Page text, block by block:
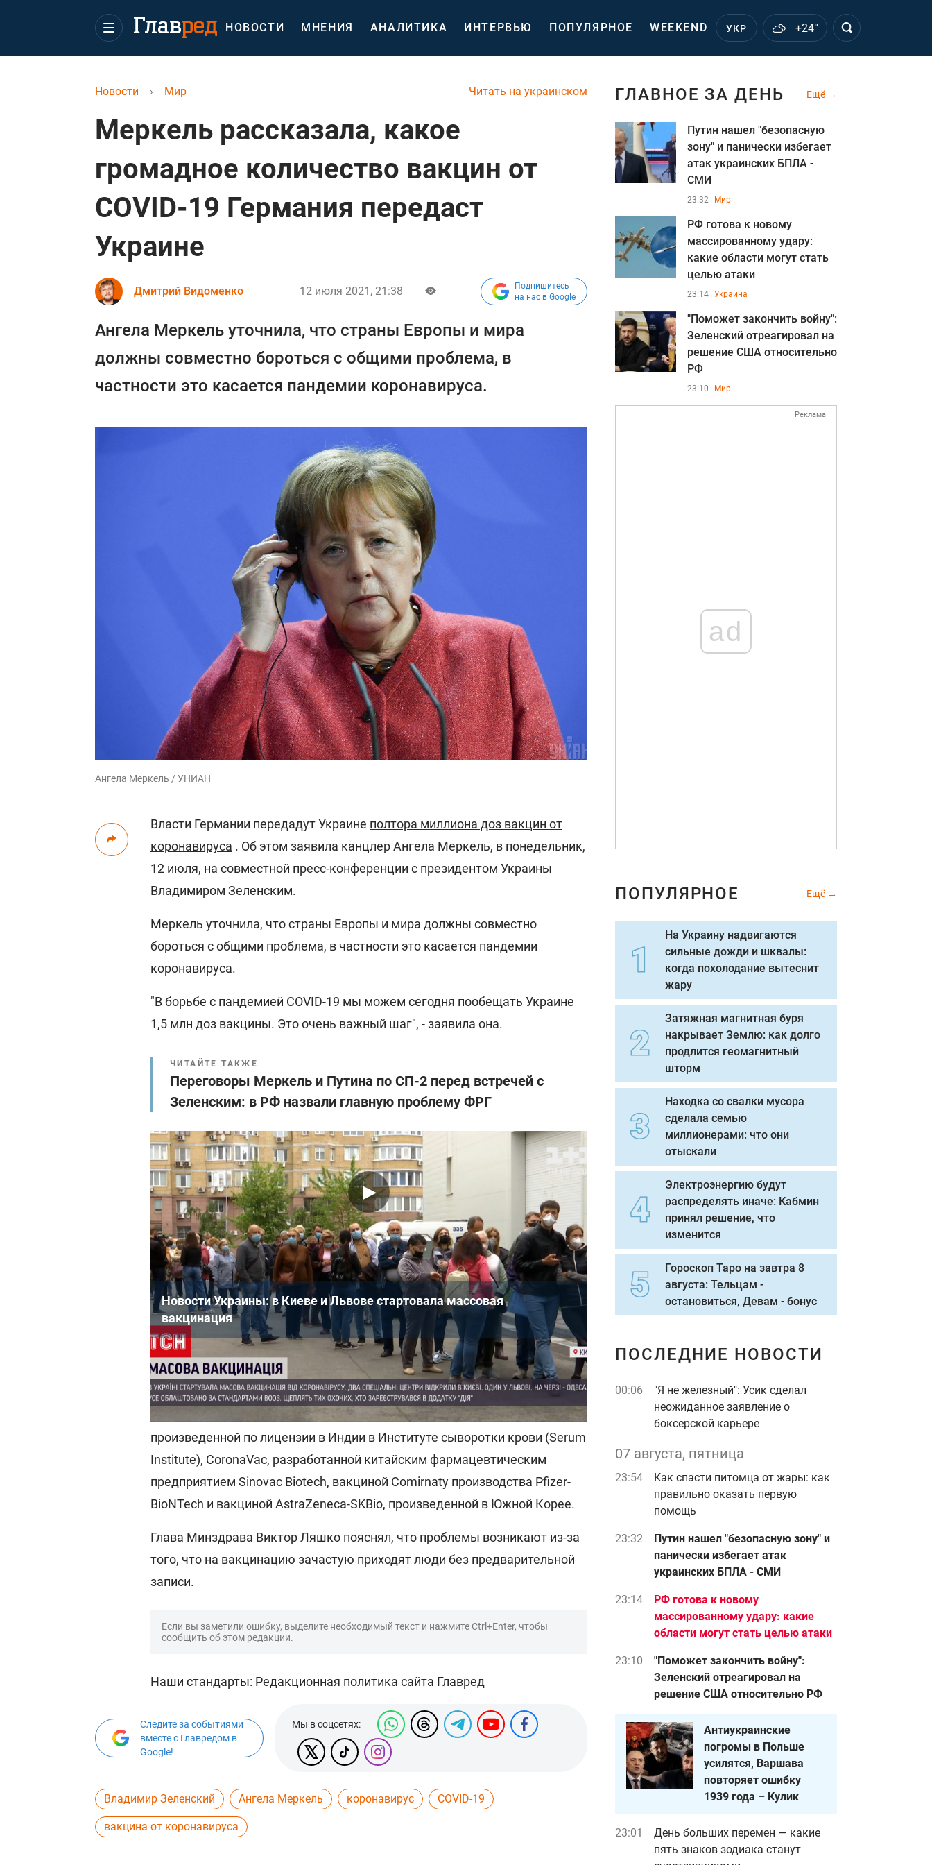
НОВОСТИ МНЕНИЯ АНАЛИТИКА ИНТЕРВЬЮ ПОПУЛЯРНОЕ WEEKEND УКР +24°
Читать на украинском
Новости › Мир
Меркель рассказала, какое
громадное количество вакцин от
COVID-19 Германия передаст
Украине
Дмитрий Видоменко 12 июля 2021, 21:38
Подпишитесь
на нас в Google
Ангела Меркель уточнила, что страны Европы и мира
должны совместно бороться с общими проблема, в
частности это касается пандемии коронавируса.
Ангела Меркель / УНИАН
Власти Германии передадут Украине полтора миллиона доз вакцин от
коронавируса . Об этом заявила канцлер Ангела Меркель, в понедельник,
12 июля, на совместной пресс-конференции с президентом Украины
Владимиром Зеленским.
Меркель уточнила, что страны Европы и мира должны совместно
бороться с общими проблема, в частности это касается пандемии
коронавируса.
"В борьбе с пандемией COVID-19 мы можем сегодня пообещать Украине
1,5 млн доз вакцины. Это очень важный шаг", - заявила она.
ЧИТАЙТЕ ТАКЖЕ
Переговоры Меркель и Путина по СП-2 перед встречей с
Зеленским: в РФ назвали главную проблему ФРГ
Новости Украины: в Киеве и Львове стартовала массовая
вакцинация
Напомним, кампания по вакцинации от COVID-19 началась в Украине 24
февраля.
В настоящее время прививки делают вакцинами CoviShield (AstraZeneca),
произведенной по лицензии в Индии в Институте сыворотки крови (Serum
Institute), CoronaVac, разработанной китайским фармацевтическим
предприятием Sinovac Biotech, вакциной Comirnaty производства Pfizer-
BioNTech и вакциной AstraZeneca-SKBio, произведенной в Южной Корее.
Глава Минздрава Виктор Ляшко пояснял, что проблемы возникают из-за
того, что на вакцинацию зачастую приходят люди без предварительной
записи.
Если вы заметили ошибку, выделите необходимый текст и нажмите Ctrl+Enter, чтобы
сообщить об этом редакции.
Наши стандарты: Редакционная политика сайта Главред
Следите за событиями
вместе с Главредом в
Google!
Мы в соцсетях:
Владимир Зеленский Ангела Меркель коронавирус COVID-19
вакцина от коронавируса
ГЛАВНОЕ ЗА ДЕНЬ Ещё
Путин нашел "безопасную
зону" и панически избегает
атак украинских БПЛА -
СМИ
23:32 Мир
РФ готова к новому
массированному удару:
какие области могут стать
целью атаки
23:14 Украина
"Поможет закончить войну":
Зеленский отреагировал на
решение США относительно
РФ
23:10 Мир
Реклама
ad
ПОПУЛЯРНОЕ Ещё
На Украину надвигаются
сильные дожди и шквалы:
когда похолодание вытеснит
жару
Затяжная магнитная буря
накрывает Землю: как долго
продлится геомагнитный
шторм
Находка со свалки мусора
сделала семью
миллионерами: что они
отыскали
Электроэнергию будут
распределять иначе: Кабмин
принял решение, что
изменится
Гороскоп Таро на завтра 8
августа: Тельцам -
остановиться, Девам - бонус
ПОСЛЕДНИЕ НОВОСТИ
00:06
"Я не железный": Усик сделал
неожиданное заявление о
боксерской карьере
07 августа, пятница
23:54
Как спасти питомца от жары: как
правильно оказать первую
помощь
23:32
Путин нашел "безопасную зону" и
панически избегает атак
украинских БПЛА - СМИ
23:14
РФ готова к новому
массированному удару: какие
области могут стать целью атаки
23:10
"Поможет закончить войну":
Зеленский отреагировал на
решение США относительно РФ
Антиукраинские
погромы в Польше
усилятся, Варшава
повторяет ошибку
1939 года – Кулик
23:01
День больших перемен — какие
пять знаков зодиака станут